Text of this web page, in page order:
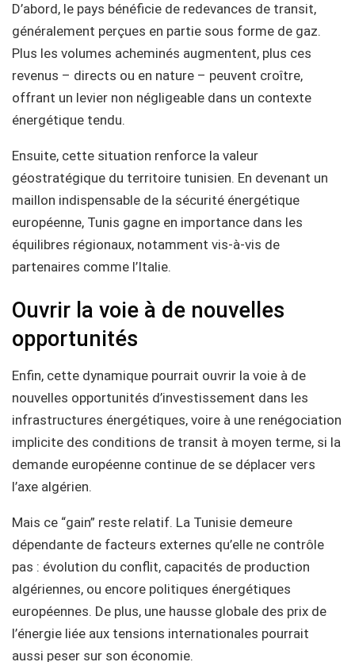
D’abord, le pays bénéficie de redevances de transit,
généralement perçues en partie sous forme de gaz.
Plus les volumes acheminés augmentent, plus ces
revenus – directs ou en nature – peuvent croître,
offrant un levier non négligeable dans un contexte
énergétique tendu.
Ensuite, cette situation renforce la valeur
géostratégique du territoire tunisien. En devenant un
maillon indispensable de la sécurité énergétique
européenne, Tunis gagne en importance dans les
équilibres régionaux, notamment vis-à-vis de
partenaires comme l’Italie.
Ouvrir la voie à de nouvelles
opportunités
Enfin, cette dynamique pourrait ouvrir la voie à de
nouvelles opportunités d’investissement dans les
infrastructures énergétiques, voire à une renégociation
implicite des conditions de transit à moyen terme, si la
demande européenne continue de se déplacer vers
l’axe algérien.
Mais ce “gain” reste relatif. La Tunisie demeure
dépendante de facteurs externes qu’elle ne contrôle
pas : évolution du conflit, capacités de production
algériennes, ou encore politiques énergétiques
européennes. De plus, une hausse globale des prix de
l’énergie liée aux tensions internationales pourrait
aussi peser sur son économie.